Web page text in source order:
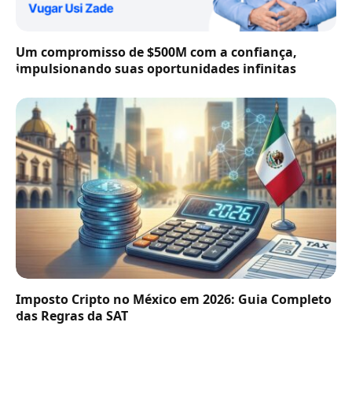
Um compromisso de $500M com a confiança,
impulsionando suas oportunidades infinitas
Imposto Cripto no México em 2026: Guia Completo
das Regras da SAT